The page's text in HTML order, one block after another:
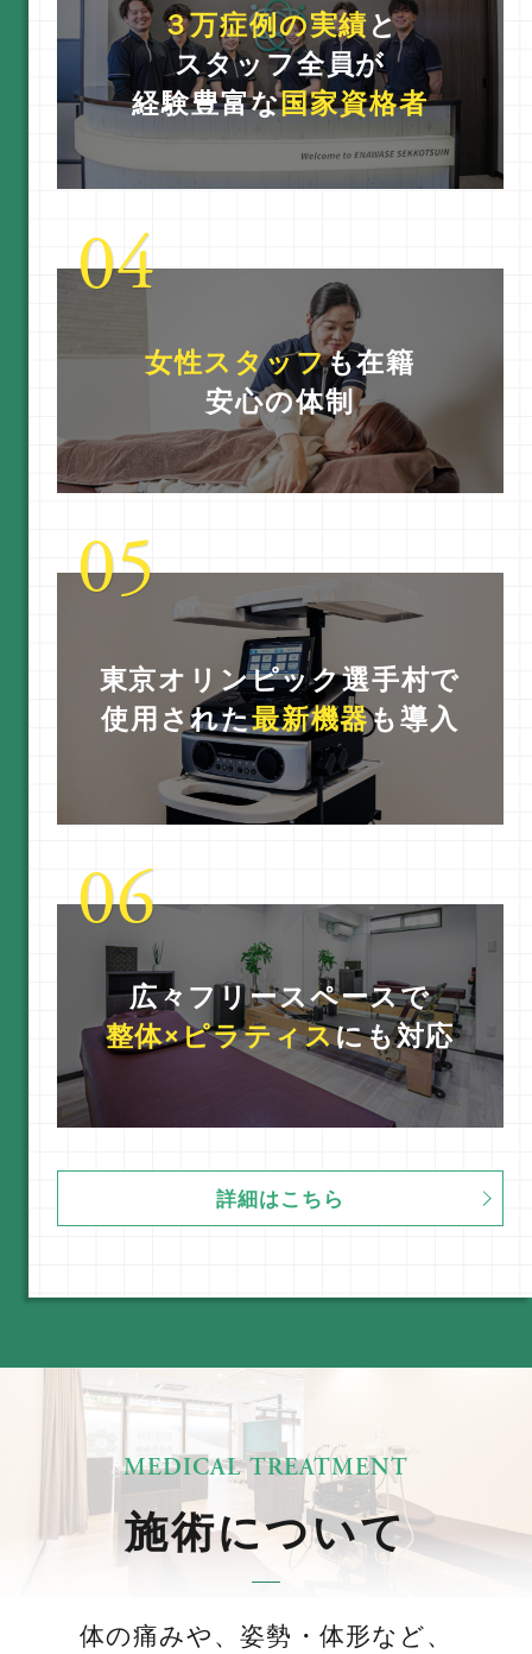
北33条院
手稲院
ニュース BLOG
３万症例の実績と
スタッフ全員が
経験豊富な国家資格者
女性スタッフも在籍
安心の体制
東京オリンピック選手村で
使用された最新機器も導入
広々フリースペースで
整体×ピラティスにも対応
詳細はこちら
施術について
体の痛みや、姿勢・体形など、